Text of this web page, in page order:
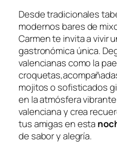
Desde tradicionales
modernos bares de
Carmen te invita‍ a vivir
gastronómica única.
valencianas⁣ como la
mojitos o sofisticados
en la atmósfera
valenciana ‌y crea‌
tus amigas‍ en esta
de sabor y⁣ alegría.